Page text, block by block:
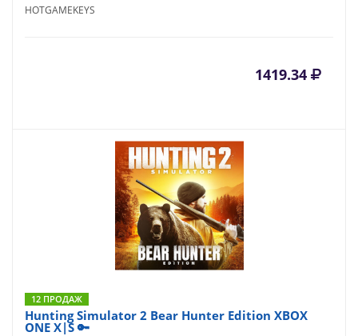
HOTGAMEKEYS
1419.34
12 ПРОДАЖ
Hunting Simulator 2 Bear Hunter Edition XBOX
ONE X|S 🔑